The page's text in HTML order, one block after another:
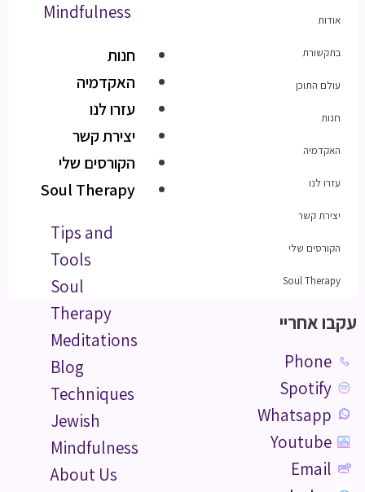
Mindfulness
חנות
האקדמיה
עזרו לנו
יצירת קשר
הקורסים שלי
Soul Therapy
Tips and
Tools
Soul
Therapy
Meditations
Blog
Techniques
Jewish
Mindfulness
About Us
אודות
בתקשורת
עולם התוכן
חנות
האקדמיה
עזרו לנו
יצירת קשר
הקורסים שלי
Soul Therapy
עקבו אחריי
Phone
Spotify
Whatsapp
Youtube
Email